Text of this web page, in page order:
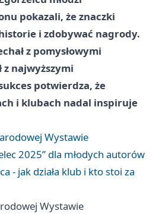
pokazali, że znaczki
i zdobywać nagrody.
z pomysłowymi
najwyższymi
potwierdza, że
i klubach nadal inspiruje
Wystawie
2025” dla młodych autorów
- jak działa klub i kto stoi za
Wystawie